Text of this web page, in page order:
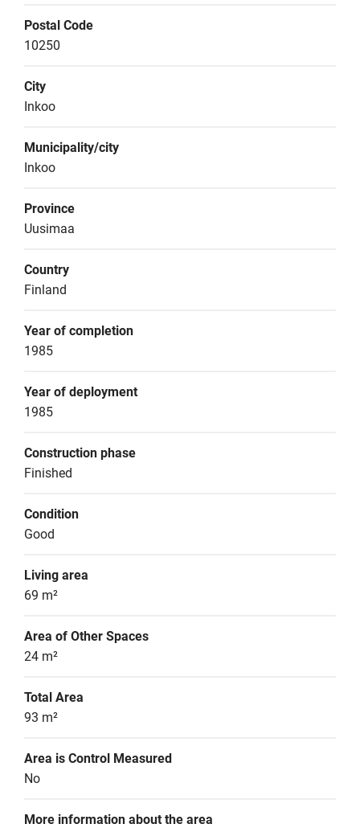
Postal Code
10250
City
Inkoo
Municipality/city
Inkoo
Province
Uusimaa
Country
Finland
Year of completion
1985
Year of deployment
1985
Construction phase
Finished
Condition
Good
Living area
69 m²
Area of Other Spaces
24 m²
Total Area
93 m²
Area is Control Measured
No
More information about the area